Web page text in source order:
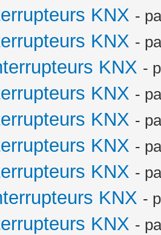
KNX -
KNX -
KNX -
KNX -
KNX -
KNX -
KNX -
KNX -
KNX -